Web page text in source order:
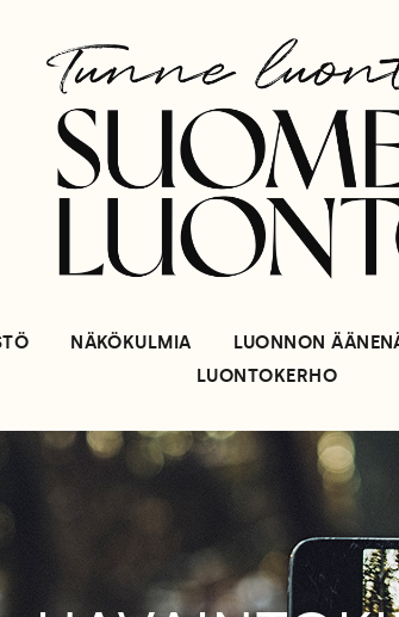
NÄKÖKULMIA LUONNON
LUONTOKERHO